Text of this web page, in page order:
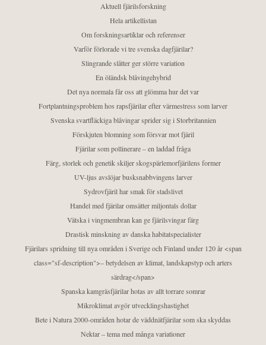
Aktuell fjärilsforskning
Hela artikellistan
Om forskningsartiklar och referenser
Varför förlorade vi tre svenska dagfjärilar?
Slingrande slåtter ger större variation
En öländsk blåvingehybrid
Det nya normala får oss att glömma hur det var
Fortplantningsproblem hos rapsfjärilar efter värmestress som larver
Svenska svartfläckiga blåvingar sprider sig i Storbritannien
Förskjuten blomning som försvar mot fjäril
Fjärilar som pollinerare – en laddad fråga
Färg, storlek och genetik skiljer skogspärlemorfjärilens former
UV-ljus avslöjar busksnabbvingens larver
Sydrovfjäril har smak för stadslivet
Handel med fjärilar omsätter miljontals dollar
Vätska i vingmembran kan ge fjärilsvingar färg
Drastisk minskning av danska habitatspecialister
Fjärilars spridning till nya områden i Sverige och Finland under 120 år <span
class="sf-description">– betydelsen av klimat, landskapstyp och arters
särdrag</span>
Spanska kamgräsfjärilar hotas av allt torrare somrar
Mikroklimat avgör utvecklingshastighet
Bete i Natura 2000-områden hotar de väddnätfjärilar som ska skyddas
Nektar – tema med många variationer